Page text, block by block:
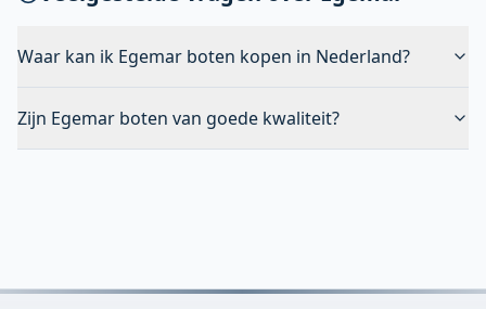
Waar kan ik Egemar boten kopen in Nederland?
Zijn Egemar boten van goede kwaliteit?